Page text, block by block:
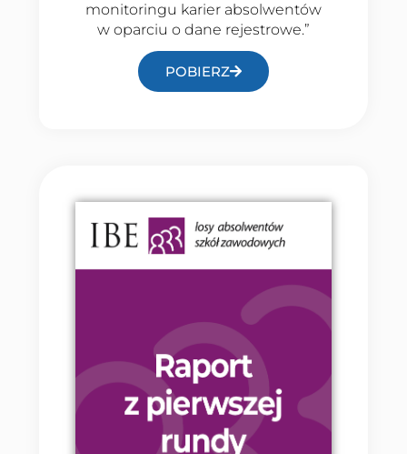
monitoringu karier absolwentów
w oparciu o dane rejestrowe.”
POBIERZ